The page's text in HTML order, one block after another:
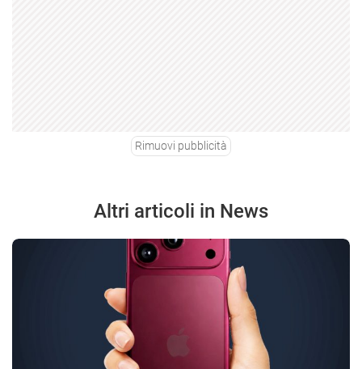
Rimuovi pubblicità
Altri articoli in News